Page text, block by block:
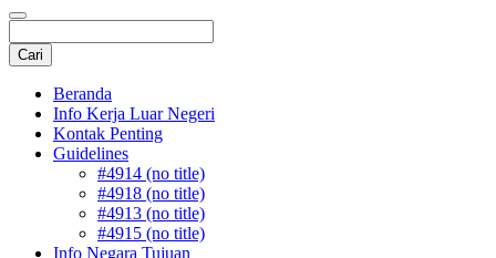
Beranda
Info Kerja Luar Negeri
Kontak Penting
Guidelines
#4914 (no title)
#4918 (no title)
#4913 (no title)
#4915 (no title)
Info Negara Tujuan